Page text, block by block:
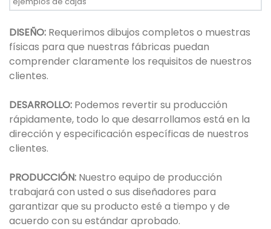
DISEÑO: Requerimos dibujos completos o muestras
físicas para que nuestras fábricas puedan
comprender claramente los requisitos de nuestros
clientes.
DESARROLLO: Podemos revertir su producción
rápidamente, todo lo que desarrollamos está en la
dirección y especificación específicas de nuestros
clientes.
PRODUCCIÓN: Nuestro equipo de producción
trabajará con usted o sus diseñadores para
garantizar que su producto esté a tiempo y de
acuerdo con su estándar aprobado.